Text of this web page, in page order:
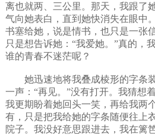
离也就两、三公里。那天，我跟了
气向她表白，直到她快消失在眼中
书塞给她，说是情书，也只是一张
只是想告诉她：“我爱她。”真的，
谁的青春不迷茫呢？
她迅速地将我叠成棱形的字条装
一声：“再见。”没有打开。我猜想
我更期盼着她回头一笑，再给我两
有，只是把我给她的字条随便往上
院子。我没好意思跟进去，我在篱